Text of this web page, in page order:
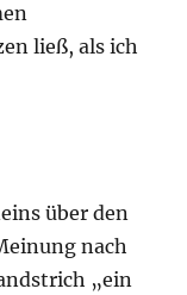
ließ, als ich
über den
nach
„ein